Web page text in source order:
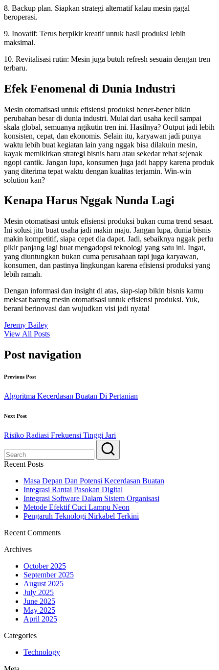
8. Backup plan. Siapkan strategi alternatif kalau mesin gagal
beroperasi.
9. Inovatif: Terus berpikir kreatif untuk hasil produksi lebih
maksimal.
10. Revitalisasi rutin: Mesin juga butuh refresh sesuain dengan tren
terbaru.
Efek Fenomenal di Dunia Industri
Mesin otomatisasi untuk efisiensi produksi bener-bener bikin
perubahan besar di dunia industri. Mulai dari usaha kecil sampai
skala global, semuanya ngikutin tren ini. Hasilnya? Output jadi lebih
konsisten, cepat, dan ekonomis. Selain itu, karyawan jadi punya
waktu lebih buat kegiatan lain yang nggak bisa dilakuin mesin,
kayak memikirkan strategi bisnis baru atau sekedar rehat sejenak
ngopi cantik. Jangan lupa, konsumen juga jadi happy karena produk
yang diterima tepat waktu dengan kualitas terjamin. Win-win
solution kan?
Kenapa Harus Nggak Nunda Lagi
Mesin otomatisasi untuk efisiensi produksi bukan cuma trend sesaat.
Ini solusi jitu buat usaha jadi makin maju. Jangan lupa, dunia bisnis
makin kompetitif, siapa cepet dia dapet. Jadi, sebaiknya nggak perlu
pikir panjang lagi buat mengadopsi teknologi yang satu ini. Ingat,
yang diuntungkan bukan cuma perusahaan tapi juga karyawan,
konsumen, dan pastinya lingkungan karena efisiensi produksi yang
lebih ramah.
Dengan informasi dan insight di atas, siap-siap bikin bisnis kamu
melesat bareng mesin otomatisasi untuk efisiensi produksi. Yuk,
berani berinovasi dan wujudkan visi jadi nyata!
Jeremy Bailey
View All Posts
Post navigation
Previous Post
Algoritma Kecerdasan Buatan Di Pertanian
Next Post
Risiko Radiasi Frekuensi Tinggi Jari
Recent Posts
Masa Depan Dan Potensi Kecerdasan Buatan
Integrasi Rantai Pasokan Digital
Integrasi Software Dalam Sistem Organisasi
Metode Efektif Cuci Lampu Neon
Pengaruh Teknologi Nirkabel Terkini
Recent Comments
Archives
October 2025
September 2025
August 2025
July 2025
June 2025
May 2025
April 2025
Categories
Technology